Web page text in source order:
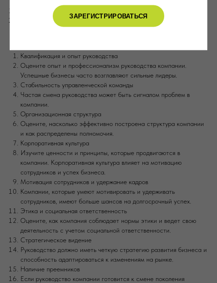
Тенденции в отрасли
Изучите, как изменяется индустрия, в которой работает
Квалификация и опыт руководства
Оцените опыт и профессионализм руководства компании.
Успешные бизнесы часто возглавляют сильные лидеры.
Стабильность управленческой команды
Частая смена руководства может быть сигналом проблем в
компании.
Организационная структура
Оцените, насколько эффективно построена структура компании
и как распределены полномочия.
Корпоративная культура
Изучите ценности и принципы, которые продвигаются в
компании. Корпоративная культура влияет на мотивацию
сотрудников и успех бизнеса.
Мотивация сотрудников и удержание кадров
Компании, которые умеют мотивировать и удерживать
сотрудников, имеют больше шансов на долгосрочный успех.
Этика и социальная ответственность
Оцените, как компания соблюдает нормы этики и ведет свою
деятельность с учетом социальной ответственности.
Стратегическое видение
Руководство должно иметь четкую стратегию развития бизнеса и
способность адаптироваться к изменениям на рынке.
Наличие преемников
Если руководство компании готовится к смене поколения
ЗАРЕГИСТРИРОВАТЬСЯ